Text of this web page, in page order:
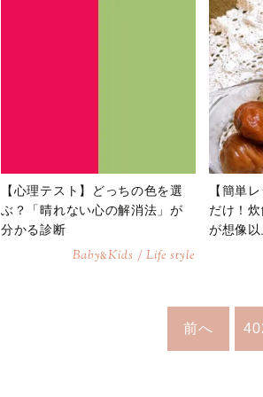
【心理テスト】どっちの色を選
ぶ？「晴れない心の解消法」が
分かる診断
Baby&Kids / Life style
【簡単
だけ！
が想像
前へ